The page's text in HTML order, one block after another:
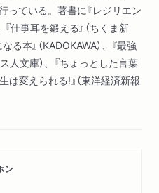
ている。著書に『レジリエン
仕事耳を鍛える』（ちくま新
る本』（KADOKAWA）、『最強
人文庫）、『ちょっとした言葉
変えられる!』（東洋経済新報
ン